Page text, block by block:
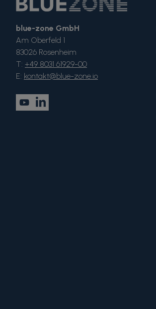
blue-zone GmbH
Am Oberfeld 1
83026 Rosenheim
T: +49 8031 61929-00
E: kontakt@blue-zone.io